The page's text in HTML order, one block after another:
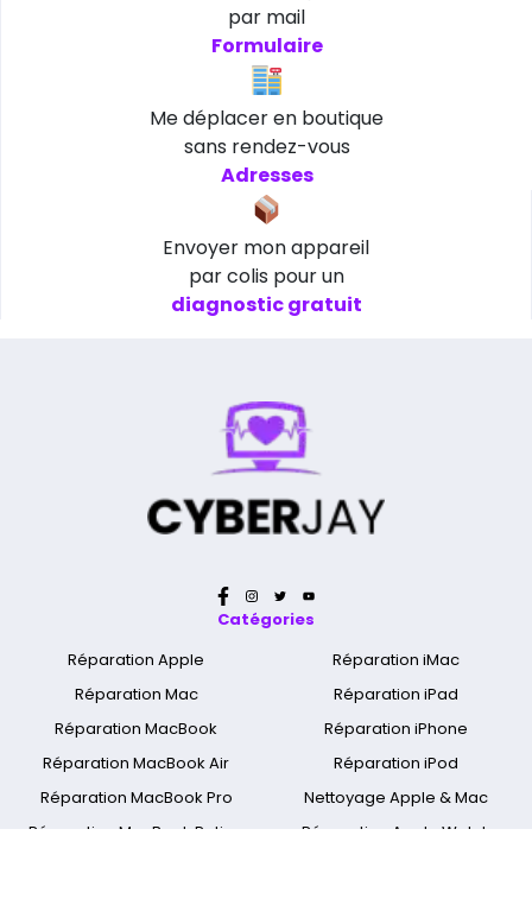
par mail
Formulaire
Me déplacer en boutique
sans rendez-vous
Adresses
Envoyer mon appareil
par colis pour un
diagnostic gratuit
Catégories
Réparation Apple
Réparation Mac
Réparation MacBook
Réparation MacBook Air
Réparation MacBook Pro
Réparation MacBook Retina
Réparation iMac
Réparation iPad
Réparation iPhone
Réparation iPod
Nettoyage Apple & Mac
Réparation Apple Watch